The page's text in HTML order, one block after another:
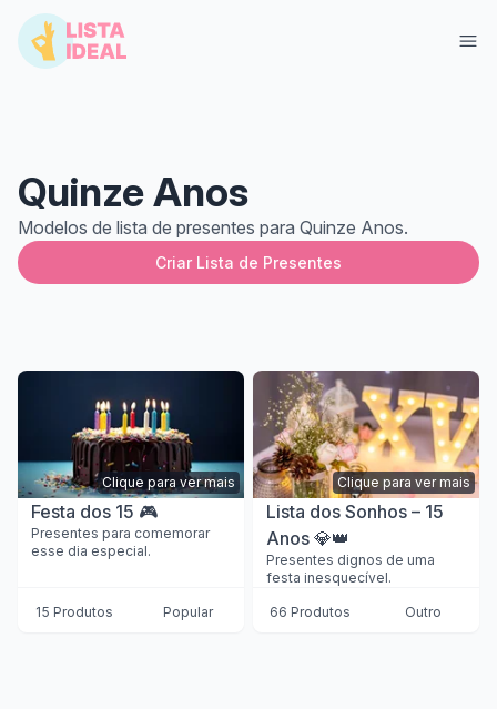
Quinze Anos
Modelos de lista de presentes para Quinze Anos.
Criar Lista de Presentes
Clique para ver mais
Festa dos 15 🎮
Presentes para comemorar
esse dia especial.
15 Produtos Popular
Clique para ver mais
Lista dos Sonhos – 15
Anos 💎👑
Presentes dignos de uma
festa inesquecível.
66 Produtos Outro